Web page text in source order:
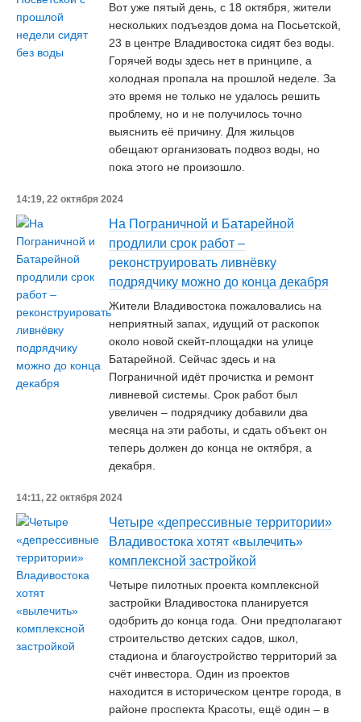
Вот уже пятый день, с 18 октября, жители
нескольких подъездов дома на Посьетской,
23 в центре Владивостока сидят без воды.
Горячей воды здесь нет в принципе, а
холодная пропала на прошлой неделе. За
это время не только не удалось решить
проблему, но и не получилось точно
выяснить её причину. Для жильцов
обещают организовать подвоз воды, но
пока этого не произошло.
14:19, 22 октября 2024
На Пограничной и Батарейной
продлили срок работ –
реконструировать ливнёвку
подрядчику можно до конца декабря
Жители Владивостока пожаловались на
неприятный запах, идущий от раскопок
около новой скейт-площадки на улице
Батарейной. Сейчас здесь и на
Пограничной идёт прочистка и ремонт
ливневой системы. Срок работ был
увеличен – подрядчику добавили два
месяца на эти работы, и сдать объект он
теперь должен до конца не октября, а
декабря.
14:11, 22 октября 2024
Четыре «депрессивные территории»
Владивостока хотят «вылечить»
комплексной застройкой
Четыре пилотных проекта комплексной
застройки Владивостока планируется
одобрить до конца года. Они предполагают
строительство детских садов, школ,
стадиона и благоустройство территорий за
счёт инвестора. Один из проектов
находится в историческом центре города, в
районе проспекта Красоты, ещё один – в